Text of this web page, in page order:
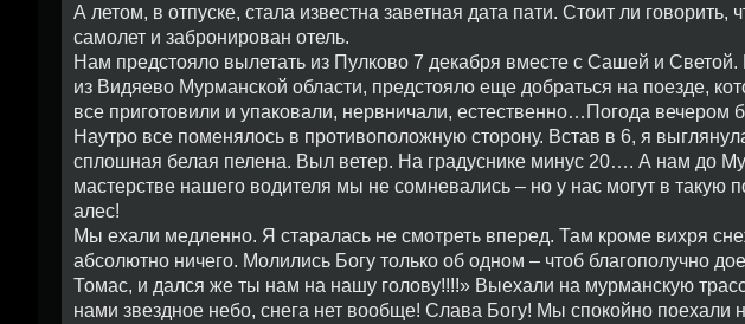
А летом, в отпуске, стала известна заветная дата пати. Стоит ли
самолет и забронирован отель.
Нам предстояло вылетать из Пулково 7 декабря вместе с Сашей и
из Видяево Мурманской области, предстояло еще добраться на поезде,
все приготовили и упаковали, нервничали, естественно…Погода вечером
Наутро все поменялось в противоположную сторону. Встав в 6, я
сплошная белая пелена. Выл ветер. На градуснике минус 20…. А нам до
мастерстве нашего водителя мы не сомневались – но у нас могут в такую
алес!
Мы ехали медленно. Я старалась не смотреть вперед. Там кроме вихря
абсолютно ничего. Молились Богу только об одном – чтоб благополучно
Томас, и дался же ты нам на нашу голову!!!!» Выехали на мурманскую
нами звездное небо, снега нет вообще! Слава Богу! Мы спокойно поехали